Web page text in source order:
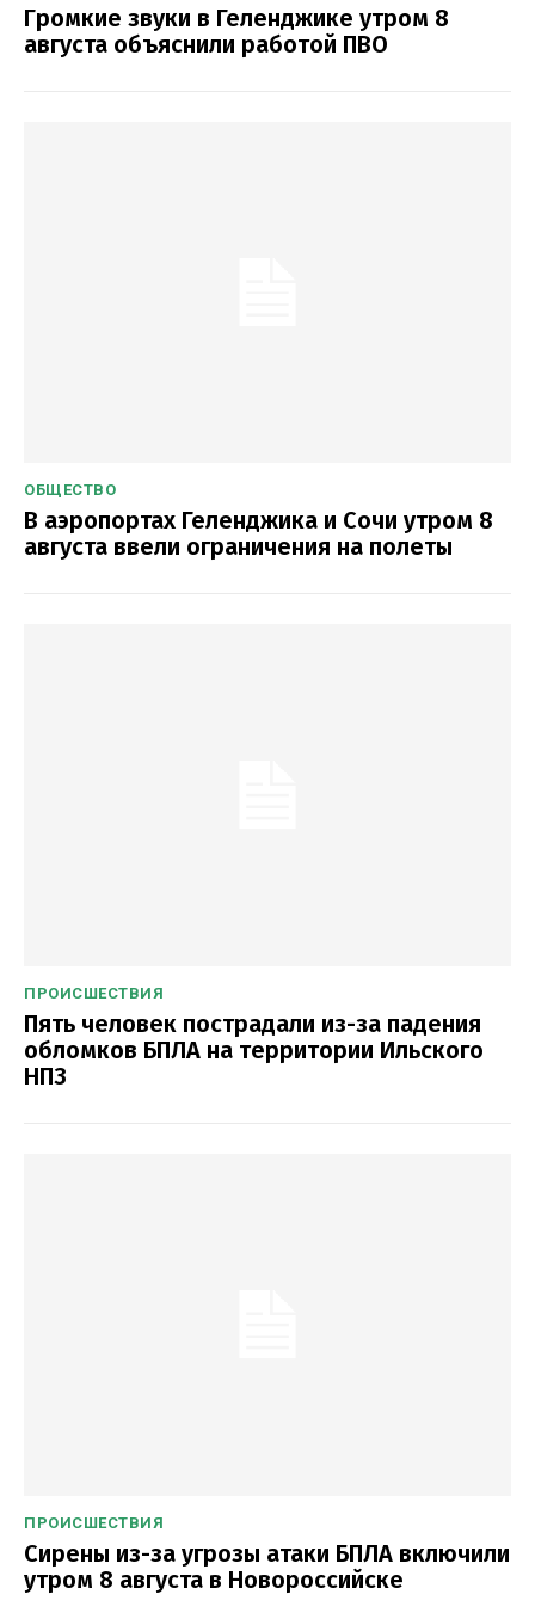
Громкие звуки в Геленджике утром 8
августа объяснили работой ПВО
ОБЩЕСТВО
В аэропортах Геленджика и Сочи утром 8
августа ввели ограничения на полеты
ПРОИСШЕСТВИЯ
Пять человек пострадали из-за падения
обломков БПЛА на территории Ильского
НПЗ
ПРОИСШЕСТВИЯ
Сирены из-за угрозы атаки БПЛА включили
утром 8 августа в Новороссийске